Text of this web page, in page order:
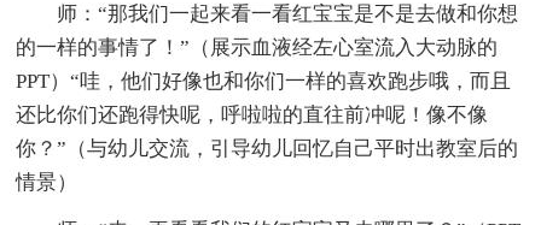
师：“那我们一起来看一看红宝宝是不是去做和你想
的一样的事情了！”（展示血液经左心室流入大动脉的
PPT）“哇，他们好像也和你们一样的喜欢跑步哦，而且
还比你们还跑得快呢，呼啦啦的直往前冲呢！像不像
你？”（与幼儿交流，引导幼儿回忆自己平时出教室后的
情景）